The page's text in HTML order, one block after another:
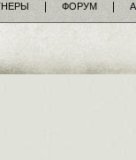
ФОРУМ